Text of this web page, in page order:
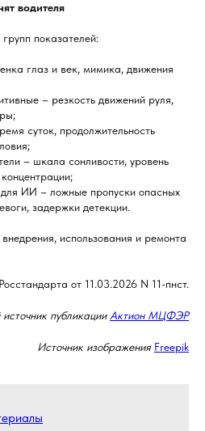
водителя
показателей:
глаз и век, мимика, движения
– резкость движений руля,
суток, продолжительность
– шкала сонливости, уровень
для ИИ – ложные пропуски опасных
задержки детекции.
использования и ремонта
от 11.03.2026 N 11-пнст.
публикации Актион МЦФЭР
Источник изображения Freepik